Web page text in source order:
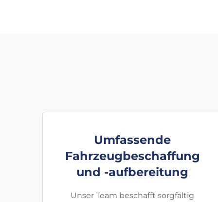
Umfassende
Fahrzeugbeschaffung
und -aufbereitung
Unser Team beschafft sorgfältig